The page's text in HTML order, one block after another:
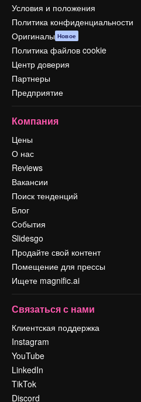
Условия и положения
Политика конфиденциальности
Оригиналы Новое
Политика файлов cookie
Центр доверия
Партнеры
Предприятие
Компания
Цены
О нас
Reviews
Вакансии
Поиск тенденций
Блог
События
Slidesgo
Продайте свой контент
Помещение для прессы
Ищете magnific.ai
Связаться с нами
Клиентская поддержка
Instagram
YouTube
LinkedIn
TikTok
Discord